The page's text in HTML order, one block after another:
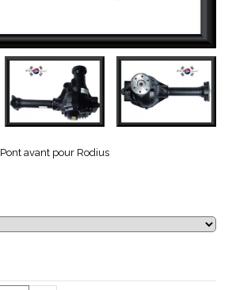
Pont avant pour Rodius